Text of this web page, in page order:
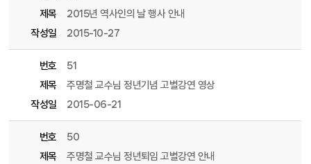
제목
2015년 역사인의 날 행사 안내
작성일
2015-10-27
번호
51
제목
주명철 교수님 정년기념 고별강연 영상
작성일
2015-06-21
번호
50
제목
주명철 교수님 정년퇴임 고별강연 안내